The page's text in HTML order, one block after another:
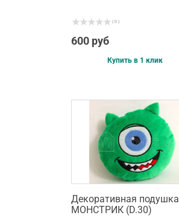
( 0 )
600 руб
Купить в 1 клик
Декоративная подушка
МОНСТРИК (D.30)